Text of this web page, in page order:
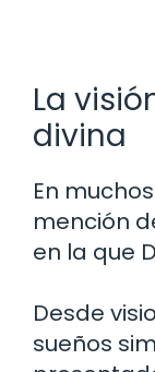
La
divina
En
mención
en la que
Desde
sueños